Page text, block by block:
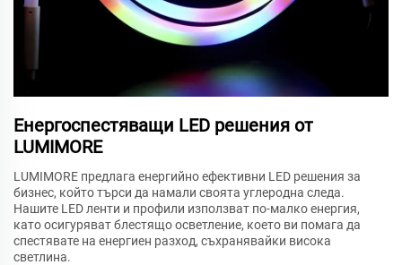
Енергоспестяващи LED решения от
LUMIMORE
LUMIMORE предлага енергийно ефективни LED решения за
бизнес, който търси да намали своята углеродна следа.
Нашите LED ленти и профили използват по-малко енергия,
като осигуряват блестящо осветление, което ви помага да
спестявате на енергиен разход, съхранявайки висока
светлина.